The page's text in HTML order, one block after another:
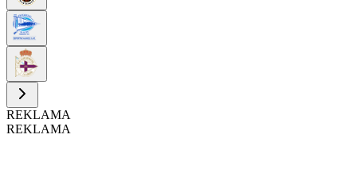
REKLAMA
REKLAMA